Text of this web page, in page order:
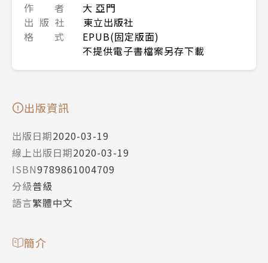
作 者
大 亞門
出 版 社
東立出版社
格 式
EPUB(固定版面)
不提供電子書檔案另存下載
出版資訊
出版日期2020-03-19
線上出版日期2020-03-19
ISBN9789861004709
分級普級
語言繁體中文
簡介